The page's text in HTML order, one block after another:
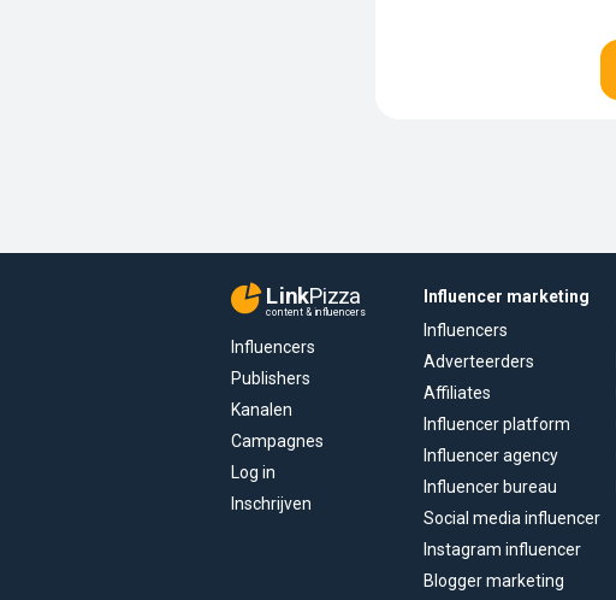
LinkPizza
content & influencers
Influencers
Publishers
Kanalen
Campagnes
Log in
Inschrijven
Influencer marketing
Influencers
Adverteerders
Affiliates
Influencer platform
Influencer agency
Influencer bureau
Social media influencer
Instagram influencer
Blogger marketing